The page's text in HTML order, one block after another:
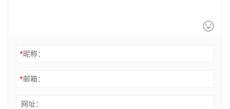
*昵称：
*邮箱：
网址：